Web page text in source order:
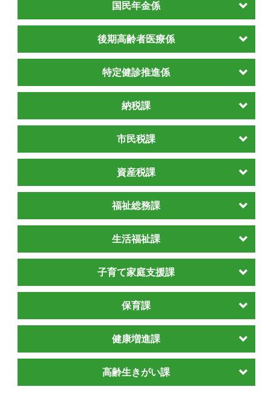
国民年金係
後期高齢者医療係
特定健診推進係
納税課
市民税課
資産税課
福祉総務課
生活福祉課
子育て家庭支援課
保育課
健康増進課
高齢生きがい課